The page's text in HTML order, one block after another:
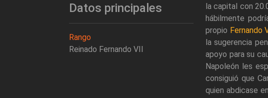
Datos principales
Rango
Reinado Fernando VII
la capital con
hábilmente
propio Fernando
la sugerencia
apoyo para su
Napoleón les
consiguió que
quien abdicase